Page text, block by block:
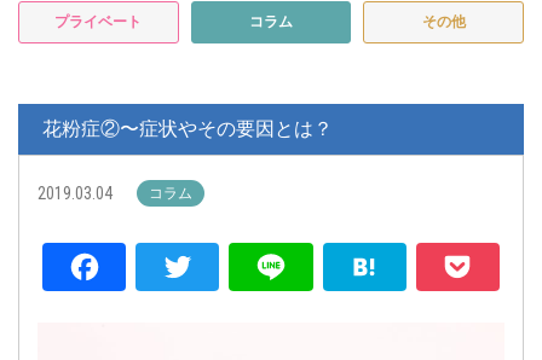
プライベート コラム その他
花粉症②〜症状やその要因とは？
2019.03.04 コラム
Facebook
Twitter Line Hatena